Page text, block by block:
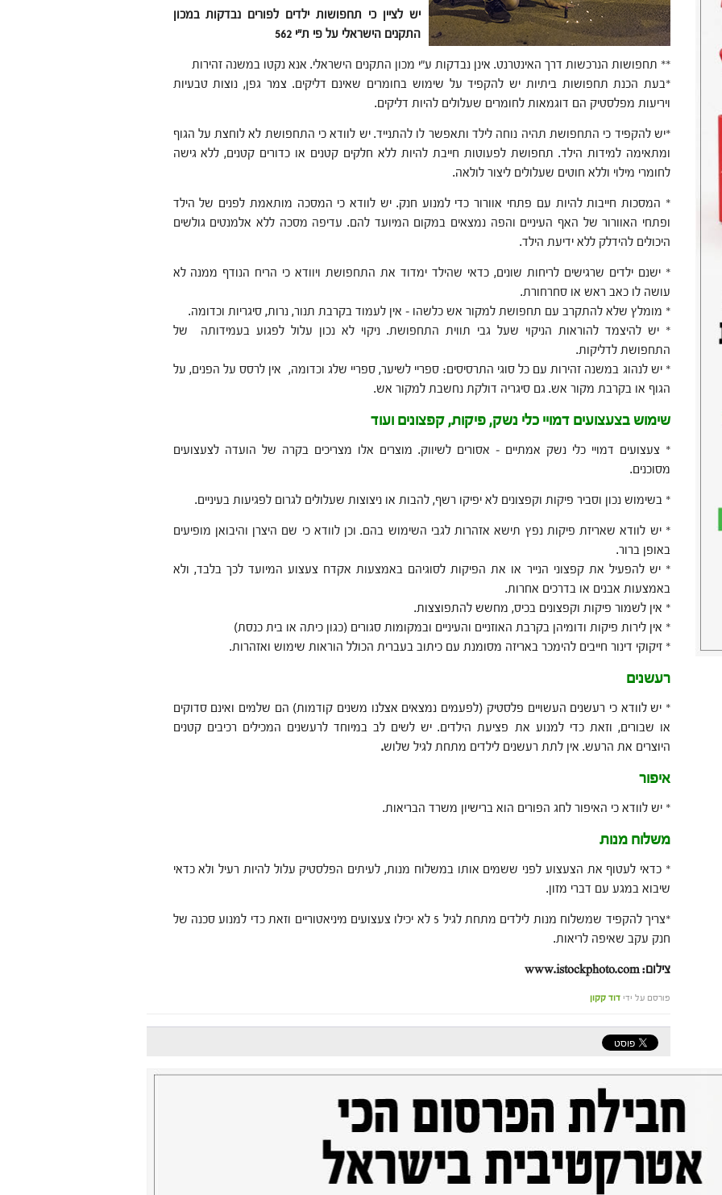
יש לציין כי תחפושות ילדים לפורים נבדקות במכון
התקנים הישראלי על פי ת"י 562
** תחפושות הנרכשות דרך האינטרנט. אינן נבדקות ע"י מכון התקנים הישראלי. אנא נקטו במשנה זהירות
*בעת הכנת תחפושות ביתיות יש להקפיד על שימוש בחומרים שאינם דליקים. צמר גפן, נוצות טבעיות
ויריעות מפלסטיק הם דוגמאות לחומרים שעלולים להיות דליקים.
*יש להקפיד כי התחפושת תהיה נוחה לילד ותאפשר לו להתנייד. יש לוודא כי התחפושת לא לוחצת על הגוף
ומתאימה למידות הילד. תחפושת לפעוטות חייבת להיות ללא חלקים קטנים או כדורים קטנים, ללא גישה
לחומרי מילוי וללא חוטים שעלולים ליצור לולאה.
* המסכות חייבות להיות עם פתחי אוורור כדי למנוע חנק. יש לוודא כי המסכה מותאמת לפנים של הילד
ופתחי האוורור של האף העיניים והפה נמצאים במקום המיועד להם. עדיפה מסכה ללא אלמנטים גולשים
היכולים להידלק ללא ידיעת הילד.
* ישנם ילדים שרגישים לריחות שונים, כדאי שהילד ימדוד את התחפושת ויוודא כי הריח הנודף ממנה לא
עושה לו כאב ראש או סחרחורת.
* מומלץ שלא להתקרב עם תחפושת למקור אש כלשהו – אין לעמוד בקרבת תנור, נרות, סיגריות וכדומה.
* יש להיצמד להוראות הניקוי שעל גבי תווית התחפושת. ניקוי לא נכון עלול לפגוע בעמידותה של
התחפושת לדליקות.
* יש לנהוג במשנה זהירות עם כל סוגי התרסיסים: ספריי לשיער, ספריי שלג וכדומה, אין לרסס על הפנים, על
הגוף או בקרבת מקור אש. גם סיגריה דולקת נחשבת למקור אש.
שימוש בצעצועים דמויי כלי נשק, פיקות, קפצונים ועוד
* צעצועים דמויי כלי נשק אמתיים – אסורים לשיווק. מוצרים אלו מצריכים בקרה של הועדה לצעצועים
מסוכנים.
* בשימוש נכון וסביר פיקות וקפצונים לא יפיקו רשף, להבות או ניצוצות שעלולים לגרום לפגיעות בעיניים.
* יש לוודא שאריזת פיקות נפץ תישא אזהרות לגבי השימוש בהם. וכן לוודא כי שם היצרן והיבואן מופיעים
באופן ברור.
* יש להפעיל את קפצוני הנייר או את הפיקות לסוגיהם באמצעות אקדח צעצוע המיועד לכך בלבד, ולא
באמצעות אבנים או בדרכים אחרות.
* אין לשמור פיקות וקפצונים בכיס, מחשש להתפוצצות.
* אין לירות פיקות ודומיהן בקרבת האוזניים והעיניים ובמקומות סגורים (כגון כיתה או בית כנסת)
* זיקוקי דינור חייבים להימכר באריזה מסומנת עם כיתוב בעברית הכולל הוראות שימוש ואזהרות.
רעשנים
* יש לוודא כי רעשנים העשויים פלסטיק (לפעמים נמצאים אצלנו משנים קודמות) הם שלמים ואינם סדוקים
או שבורים, וזאת כדי למנוע את פציעת הילדים. יש לשים לב במיוחד לרעשנים המכילים רכיבים קטנים
היוצרים את הרעש. אין לתת רעשנים לילדים מתחת לגיל שלוש.
איפור
* יש לוודא כי האיפור לחג הפורים הוא ברישיון משרד הבריאות.
משלוח מנות
* כדאי לעטוף את הצעצוע לפני ששמים אותו במשלוח מנות, לעיתים הפלסטיק עלול להיות רעיל ולא כדאי
שיבוא במגע עם דברי מזון.
*צריך להקפיד שמשלוח מנות לילדים מתחת לגיל 5 לא יכילו צעצועים מיניאטוריים וזאת כדי למנוע סכנה של
חנק עקב שאיפה לריאות.
צילום: www.istockphoto.com
פורסם על ידי דוד קקון